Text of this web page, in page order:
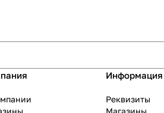
Информация
Реквизиты